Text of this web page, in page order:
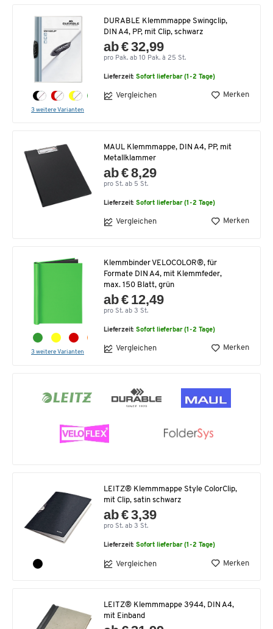
3 weitere Varianten
DURABLE Klemmmappe Swingclip,
DIN A4, PP, mit Clip, schwarz
ab € 32,99
pro Pak. ab 10 Pak. à 25 St.
Lieferzeit:Sofort lieferbar (1-2 Tage)
Vergleichen Merken
MAUL Klemmmappe, DIN A4, PP, mit
Metallklammer
ab € 8,29
pro St. ab 5 St.
Lieferzeit:Sofort lieferbar (1-2 Tage)
Vergleichen Merken
3 weitere Varianten
Klemmbinder VELOCOLOR®, für
Formate DIN A4, mit Klemmfeder,
max. 150 Blatt, grün
ab € 12,49
pro St. ab 3 St.
Lieferzeit:Sofort lieferbar (1-2 Tage)
Vergleichen Merken
LEITZ® Klemmmappe Style ColorClip,
mit Clip, satin schwarz
ab € 3,39
pro St. ab 3 St.
Lieferzeit:Sofort lieferbar (1-2 Tage)
Vergleichen Merken
LEITZ® Klemmmappe 3944, DIN A4,
mit Einband